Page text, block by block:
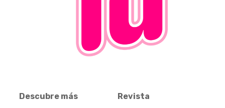
Descubre más
Revista